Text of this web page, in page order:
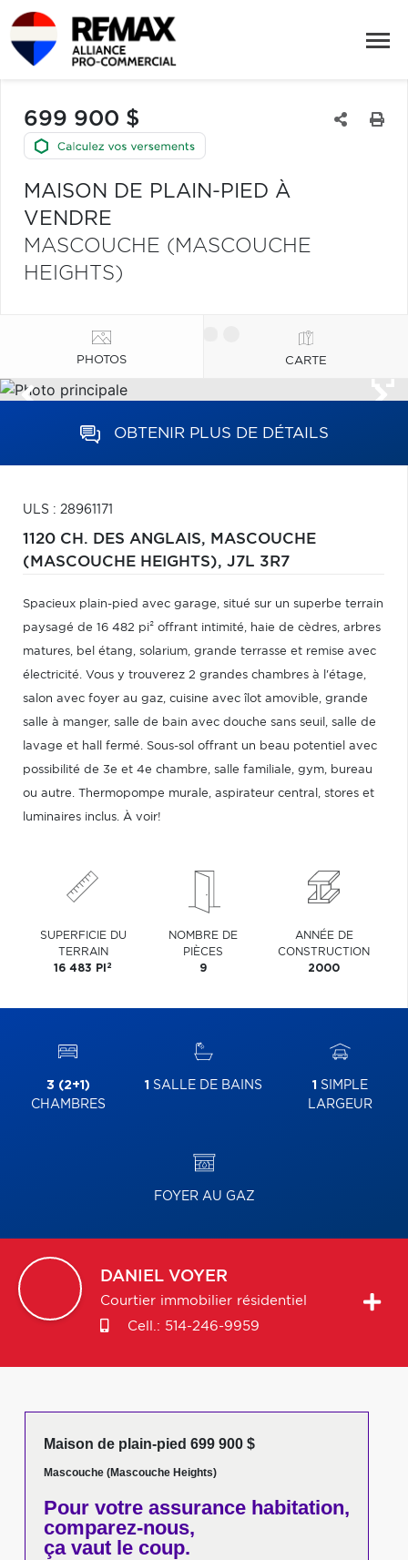
699 900 $
MAISON DE PLAIN-PIED À
VENDRE
MASCOUCHE (MASCOUCHE
HEIGHTS)
PHOTOS CARTE
OBTENIR PLUS DE DÉTAILS
ULS : 28961171
1120 CH. DES ANGLAIS, MASCOUCHE
(MASCOUCHE HEIGHTS), J7L 3R7
Spacieux plain-pied avec garage, situé sur un superbe terrain
paysagé de 16 482 pi² offrant intimité, haie de cèdres, arbres
matures, bel étang, solarium, grande terrasse et remise avec
électricité. Vous y trouverez 2 grandes chambres à l'étage,
salon avec foyer au gaz, cuisine avec îlot amovible, grande
salle à manger, salle de bain avec douche sans seuil, salle de
lavage et hall fermé. Sous-sol offrant un beau potentiel avec
possibilité de 3e et 4e chambre, salle familiale, gym, bureau
ou autre. Thermopompe murale, aspirateur central, stores et
luminaires inclus. À voir!
SUPERFICIE DU
TERRAIN
16 483 PI 2
NOMBRE DE
PIÈCES
9
ANNÉE DE
CONSTRUCTION
2000
3 (2+1)
CHAMBRES
1 SALLE DE BAINS 1 SIMPLE
LARGEUR
FOYER AU GAZ
DANIEL VOYER
Courtier immobilier résidentiel
Cell.: 514-246-9959
Maison de plain-pied 699 900 $
Mascouche (Mascouche Heights)
Pour votreassurance habitation,
comparez-nous,
ça vaut le coup.